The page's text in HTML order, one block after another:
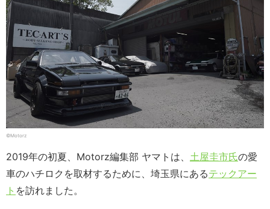
©Motorz
2019年の初夏、Motorz編集部 ヤマトは、 土屋圭市氏の愛
車のハチロクを取材するために、埼玉県にあるテックアー
ト を訪れました。